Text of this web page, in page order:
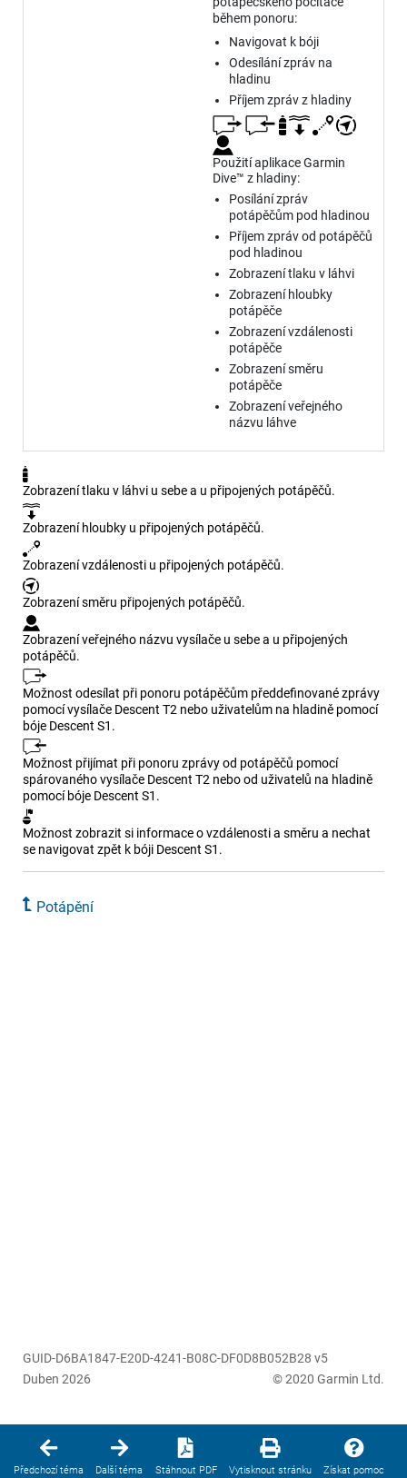
během ponoru:
Navigovat k bóji
Odesílání zpráv na
hladinu
Příjem zpráv z hladiny
Použití aplikace Garmin
Dive™ z hladiny:
Posílání zpráv
potápěčům pod hladinou
Příjem zpráv od potápěčů
pod hladinou
Zobrazení tlaku v láhvi
Zobrazení hloubky
potápěče
Zobrazení vzdálenosti
potápěče
Zobrazení směru
potápěče
Zobrazení veřejného
názvu láhve
Zobrazení tlaku v láhvi u sebe a u připojených potápěčů.
Zobrazení hloubky u připojených potápěčů.
Zobrazení vzdálenosti u připojených potápěčů.
Zobrazení směru připojených potápěčů.
Zobrazení veřejného názvu vysílače u sebe a u připojených
potápěčů.
Možnost odesílat při ponoru potápěčům předdefinované zprávy
pomocí vysílače Descent T2 nebo uživatelům na hladině pomocí
bóje Descent S1.
Možnost přijímat při ponoru zprávy od potápěčů pomocí
spárovaného vysílače Descent T2 nebo od uživatelů na hladině
pomocí bóje Descent S1.
Možnost zobrazit si informace o vzdálenosti a směru a nechat
se navigovat zpět k bóji Descent S1.
Potápění
GUID-D6BA1847-E20D-4241-B08C-DF0D8B052B28 v5
Duben 2026
© 2020 Garmin Ltd.
Předchozí téma Další téma Stáhnout PDF Vytisknout stránku Získat pomoc